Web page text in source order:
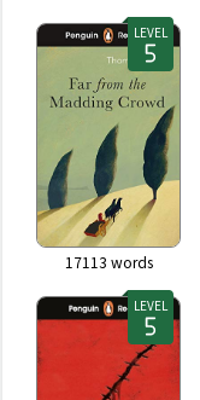
LEVEL
17113 words
LEVEL